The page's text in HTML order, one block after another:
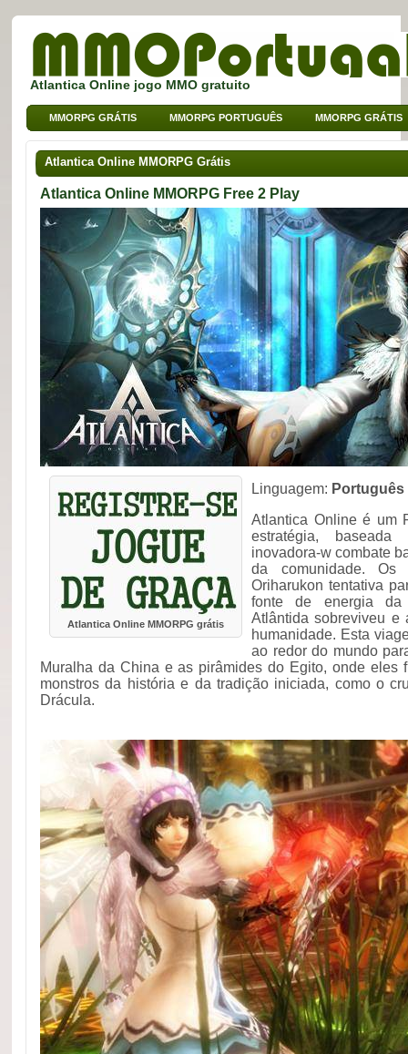
Atlantica Online jogo MMO gratuito
MMORPG GRÁTIS MMORPG PORTUGUÊS MMORPG GRÁTIS
MMO DE BROWSER MMO PARA CRIANÇAS MMO DE SPORT
Atlantica Online MMORPG Grátis
Atlantica Online MMORPG Free 2 Play
Atlantica Online MMORPG grátis
Linguagem: Português
Atlantica Online é um
estratégia,
inovadora-w combate
da comunidade. Os
Oriharukon tentativa
fonte de energia da
Atlântida sobreviveu e
humanidade. Esta
ao redor do mundo
Muralha da China e as pirâmides do Egito, onde eles
monstros da história e da tradição iniciada, como o
Drácula.